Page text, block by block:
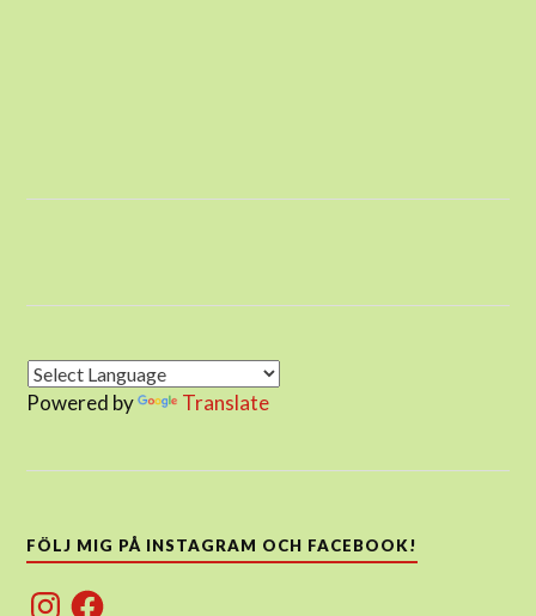
Powered by Translate
FÖLJ MIG PÅ INSTAGRAM OCH FACEBOOK!
InstagramFacebook